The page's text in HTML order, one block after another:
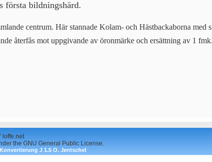
första bildningshärd.
centrum. Här stannade Kolam- och Hästbackaborna
återfås mot uppgivande av öronmärke och ersättning av 1
loffe.net
the GNU General Public License.
Konvertierung J 1.5 O. Jentschel